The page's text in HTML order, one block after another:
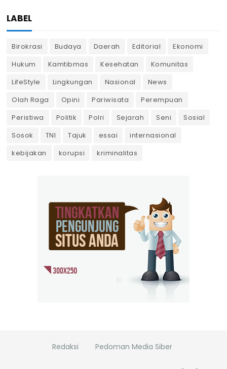
LABEL
Birokrasi Budaya Daerah Editorial
Ekonomi
Hukum
Kamtibmas Kesehatan
Komunitas
LifeStyle
Lingkungan Nasional
News
Olah Raga
Opini Pariwisata
Perempuan
Peristiwa
Politik Polri Sejarah Seni
Sosial
Sosok
TNI Tajuk essai
internasional
kebijakan
korupsi kriminalitas
Redaksi Pedoman Media Siber